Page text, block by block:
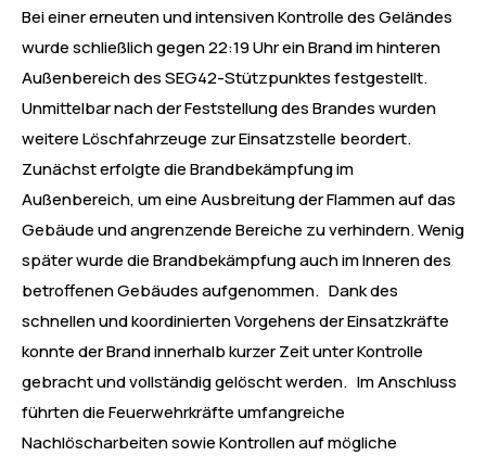
Bei einer erneuten und intensiven Kontrolle des Geländes
wurde schließlich gegen 22:19 Uhr ein Brand im hinteren
Außenbereich des SEG42-Stützpunktes festgestellt.
Unmittelbar nach der Feststellung des Brandes wurden
weitere Löschfahrzeuge zur Einsatzstelle beordert.
Zunächst erfolgte die Brandbekämpfung im
Außenbereich, um eine Ausbreitung der Flammen auf das
Gebäude und angrenzende Bereiche zu verhindern. Wenig
später wurde die Brandbekämpfung auch im Inneren des
betroffenen Gebäudes aufgenommen. Dank des
schnellen und koordinierten Vorgehens der Einsatzkräfte
konnte der Brand innerhalb kurzer Zeit unter Kontrolle
gebracht und vollständig gelöscht werden. Im Anschluss
führten die Feuerwehrkräfte umfangreiche
Nachlöscharbeiten sowie Kontrollen auf mögliche